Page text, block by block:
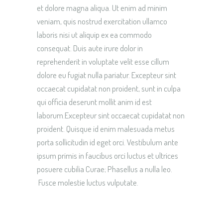
et dolore magna aliqua. Ut enim ad minim
veniam, quis nostrud exercitation ullamco
laboris nisi ut aliquip ex ea commodo
consequat. Duis aute irure dolor in
reprehenderit in voluptate velit esse cillum
dolore eu fugiat nulla pariatur. Excepteur sint
occaecat cupidatat non proident, sunt in culpa
qui officia deserunt mollit anim id est
laborum.Excepteur sint occaecat cupidatat non
proident. Quisque id enim malesuada metus
porta sollicitudin id eget orci. Vestibulum ante
ipsum primis in faucibus orci luctus et ultrices
posuere cubilia Curae; Phasellus a nulla leo.
Fusce molestie luctus vulputate.